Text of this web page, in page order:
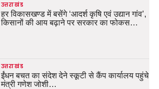
उत्तराखंड
हर विकासखण्ड में बसेंगे ‘आदर्श कृषि एवं उद्यान गांव’,
किसानों की आय बढ़ाने पर सरकार का फोकस…
उत्तराखंड
ईंधन बचत का संदेश देने स्कूटी से कैंप कार्यालय पहुंचे
मंत्री गणेश जोशी…